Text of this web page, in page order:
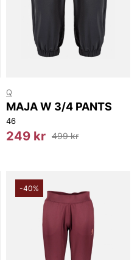
Q
MAJA W 3/4 PANTS
46
249 kr 499 kr
-40%